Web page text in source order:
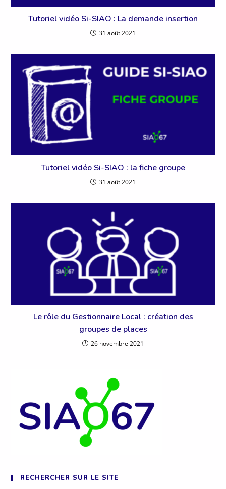
Tutoriel vidéo Si-SIAO : La demande insertion
31 août 2021
Tutoriel vidéo Si-SIAO : la fiche groupe
31 août 2021
Le rôle du Gestionnaire Local : création des
groupes de places
26 novembre 2021
RECHERCHER SUR LE SITE